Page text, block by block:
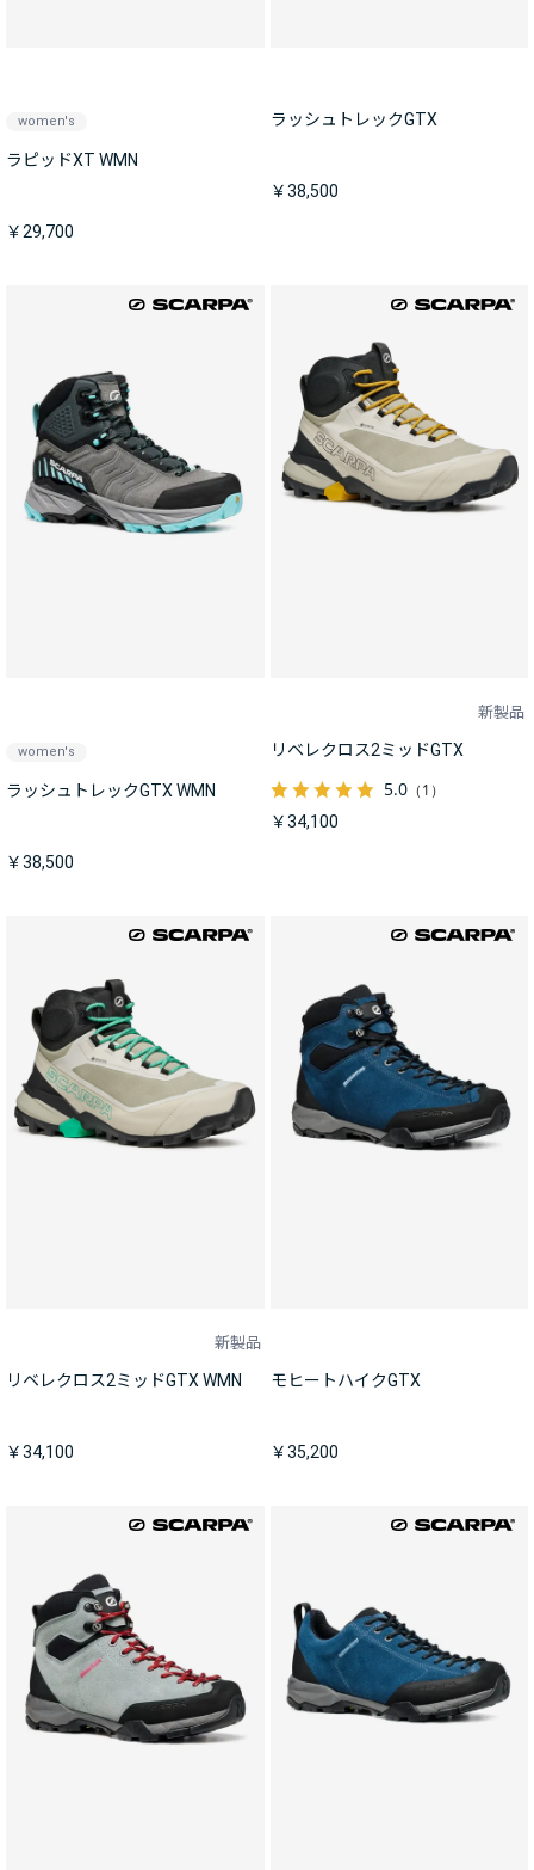
women's
ラピッドXT WMN
￥29,700
ラッシュトレックGTX
￥38,500
women's
ラッシュトレックGTX WMN
￥38,500
新製品
リベレクロス2ミッドGTX
5.0（1）
￥34,100
新製品
リベレクロス2ミッドGTX WMN
￥34,100
モヒートハイクGTX
￥35,200